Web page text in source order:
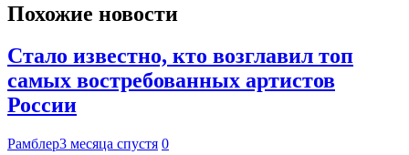
Похожие новости
Стало известно, кто возглавил топ
самых востребованных артистов
России
Рамблер3 месяца спустя 0